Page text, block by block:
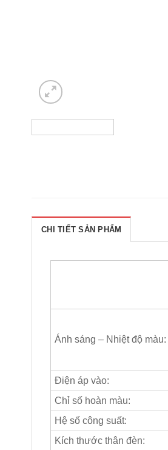
CHI TIẾT SẢN PHẨM
Ánh sáng – Nhiệt độ màu:
Điện áp vào:
Chỉ số hoàn màu:
Hệ số công suất:
Kích thước thân đèn: